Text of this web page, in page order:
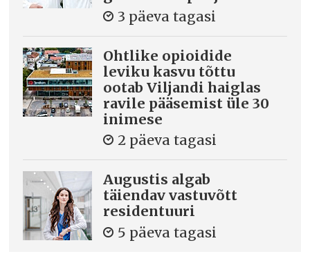
3 päeva tagasi
Ohtlike opioidide
leviku kasvu tõttu
ootab Viljandi haiglas
ravile pääsemist üle 30
inimese
2 päeva tagasi
Augustis algab
täiendav vastuvõtt
residentuuri
5 päeva tagasi